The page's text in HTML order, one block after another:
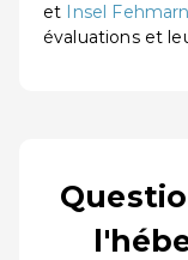
et Insel
évaluations et